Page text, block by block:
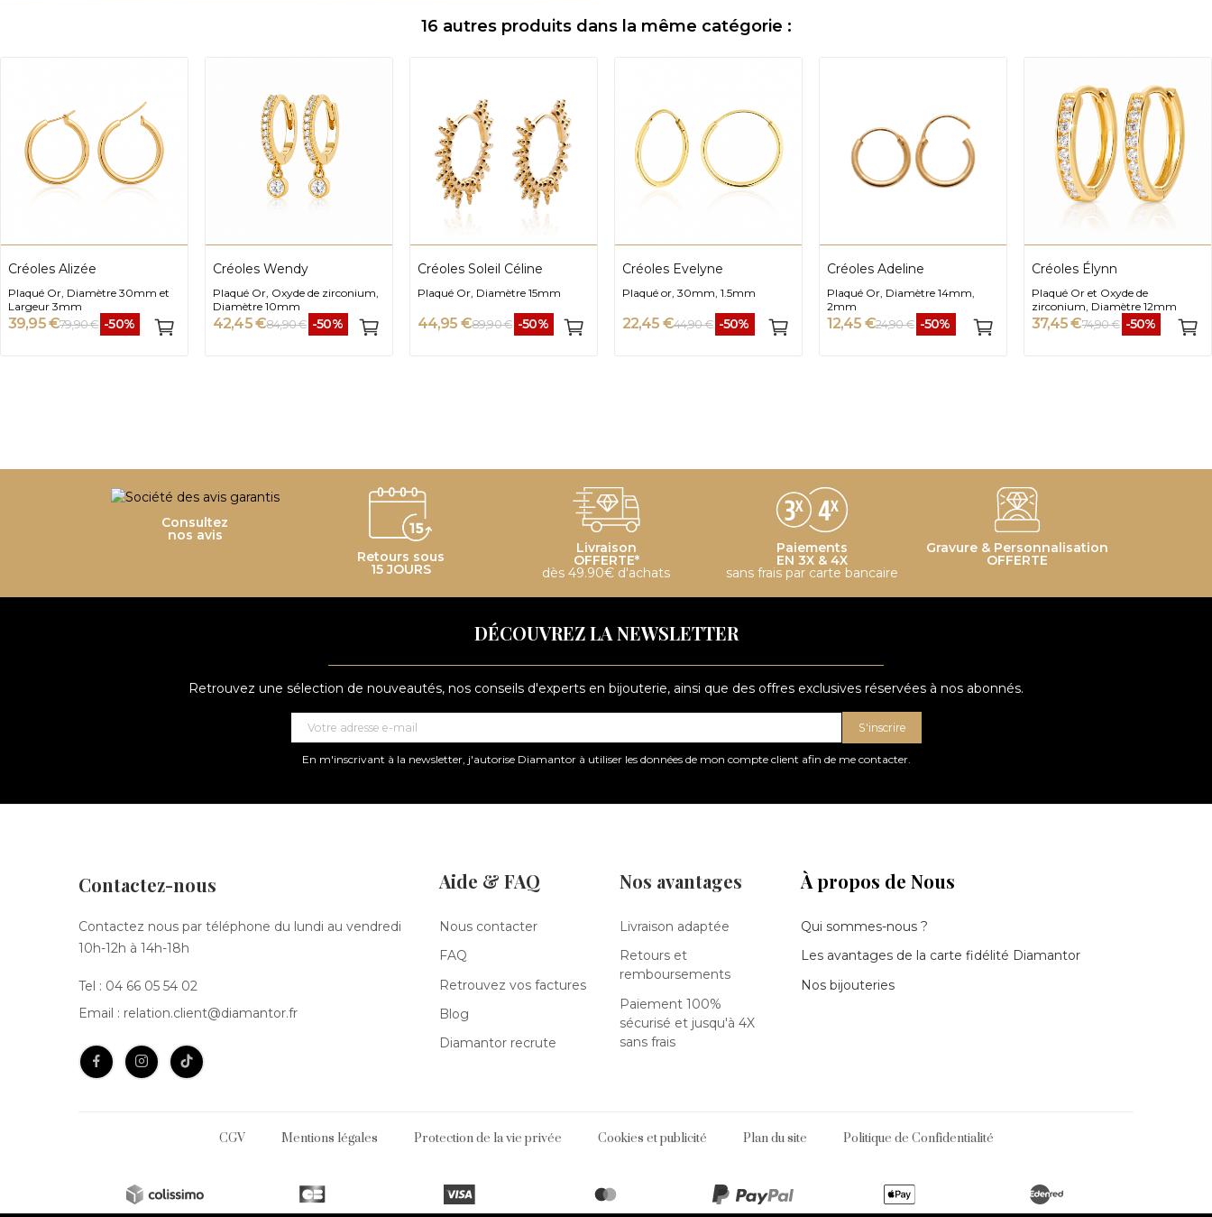
16 autres produits dans la même catégorie :
Créoles Alizée
Plaqué Or, Diamètre 30mm et
Largeur 3mm
39,95 €79,90 € -50%
Créoles Wendy
Plaqué Or, Oxyde de zirconium,
Diamètre 10mm
42,45 €84,90 € -50%
Créoles Soleil Céline
Plaqué Or, Diamètre 15mm
44,95 €89,90 € -50%
Créoles Evelyne
Plaqué or, 30mm, 1.5mm
22,45 €44,90 € -50%
Créoles Adeline
Plaqué Or, Diamètre 14mm,
2mm
12,45 €24,90 € -50%
Créoles Élynn
Plaqué Or et Oxyde de
zirconium, Diamètre 12mm
37,45 €74,90 € -50%
Consultez
nos avis
Retours sous
15 JOURS
Livraison
OFFERTE*
dès 49.90€ d'achats
Paiements
EN 3X & 4X
sans frais par carte bancaire
Gravure & Personnalisation
OFFERTE
DÉCOUVREZ LA NEWSLETTER
Retrouvez une sélection de nouveautés, nos conseils d'experts en bijouterie, ainsi que des offres exclusives réservées à nos abonnés.
S'inscrire
En m'inscrivant à la newsletter, j'autorise Diamantor à utiliser les données de mon compte client afin de me contacter.
Contactez-nous
Contactez nous par téléphone du lundi au vendredi
10h-12h à 14h-18h
Tel : 04 66 05 54 02
Email : relation.client@diamantor.fr
Aide & FAQ
Nous contacter
FAQ
Retrouvez vos factures
Blog
Diamantor recrute
Nos avantages
Livraison adaptée
Retours et
remboursements
Paiement 100%
sécurisé et jusqu'à 4X
sans frais
À propos de Nous
Qui sommes-nous ?
Les avantages de la carte fidélité Diamantor
Nos bijouteries
CGV Mentions légales Protection de la vie privée Cookies et publicité Plan du site Politique de Confidentialité